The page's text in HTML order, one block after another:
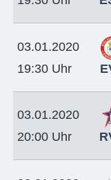
03.01.2020
19:30 Uhr
03.01.2020
20:00 Uhr